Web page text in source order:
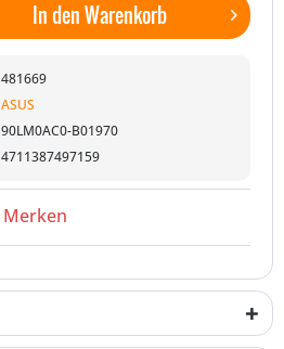
In denWarenkorb
481669
ASUS
90LM0AC0-B01970
4711387497159
Merken